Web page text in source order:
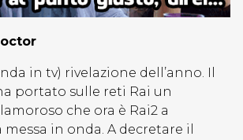
in tv) rivelazione dell’anno. Il
portato sulle reti Rai un
che ora è Rai2 a
in onda. A decretare il